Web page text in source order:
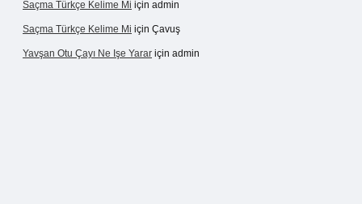
Saçma Türkçe Kelime Mi için admin
Saçma Türkçe Kelime Mi için Çavuş
Yavşan Otu Çayı Ne Işe Yarar için admin